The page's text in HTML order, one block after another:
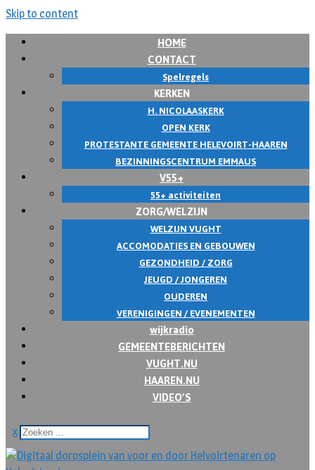
Skip to content
HOME
CONTACT
Spelregels
KERKEN
H. NICOLAASKERK
OPEN KERK
PROTESTANTE GEMEENTE HELEVOIRT-HAAREN
BEZINNINGSCENTRUM EMMAUS
V55+
55+ activiteiten
ZORG/WELZIJN
WELZIJN VUGHT
ACCOMODATIES EN GEBOUWEN
GEZONDHEID / ZORG
JEUGD / JONGEREN
OUDEREN
VERENIGINGEN / EVENEMENTEN
wijkradio
GEMEENTEBERICHTEN
VUGHT.NU
HAAREN.NU
VIDEO’S
x